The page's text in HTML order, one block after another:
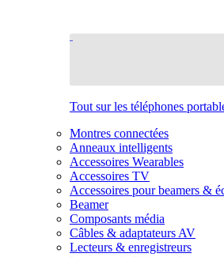
Tout sur les téléphones
Montres connectées
Anneaux intelligents
Accessoires Wearables
Accessoires TV
Accessoires pour beamers &
Beamer
Composants média
Câbles & adaptateurs AV
Lecteurs & enregistreurs